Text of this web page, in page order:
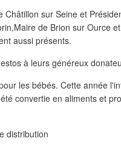
Châtillon sur Seine et
de Brion sur Ource
aussi présents.
les bébés. Cette année
convertie en aliments et
distribution